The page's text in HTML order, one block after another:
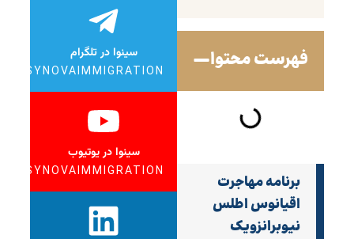
فهرست محتوا
برنامه مهاجرت
اقیانوس اطلس
نیوبرانزویک
سینوا در تلگرام
SYNOVAIMMIGRATION
سینوا در یوتیوب
SYNOVAIMMIGRATION